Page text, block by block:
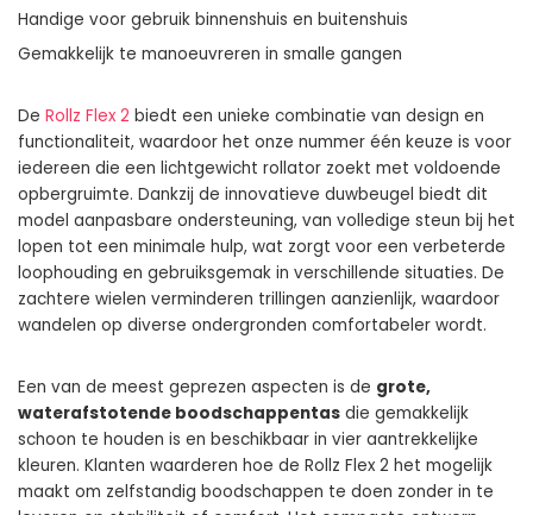
Handige voor gebruik binnenshuis en buitenshuis
Gemakkelijk te manoeuvreren in smalle gangen
De Rollz Flex 2 biedt een unieke combinatie van design en
functionaliteit, waardoor het onze nummer één keuze is voor
iedereen die een lichtgewicht rollator zoekt met voldoende
opbergruimte. Dankzij de innovatieve duwbeugel biedt dit
model aanpasbare ondersteuning, van volledige steun bij het
lopen tot een minimale hulp, wat zorgt voor een verbeterde
loophouding en gebruiksgemak in verschillende situaties. De
zachtere wielen verminderen trillingen aanzienlijk, waardoor
wandelen op diverse ondergronden comfortabeler wordt.
Een van de meest geprezen aspecten is de grote,
waterafstotende boodschappentas die gemakkelijk
schoon te houden is en beschikbaar in vier aantrekkelijke
kleuren. Klanten waarderen hoe de Rollz Flex 2 het mogelijk
maakt om zelfstandig boodschappen te doen zonder in te